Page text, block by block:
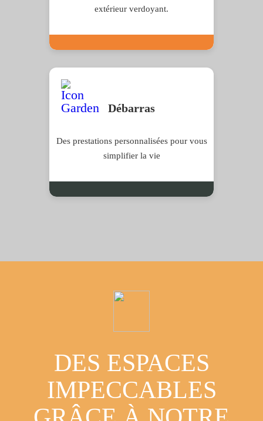
extérieur verdoyant.
Débarras
Des prestations personnalisées pour vous
simplifier la vie
DES ESPACES
IMPECCABLES